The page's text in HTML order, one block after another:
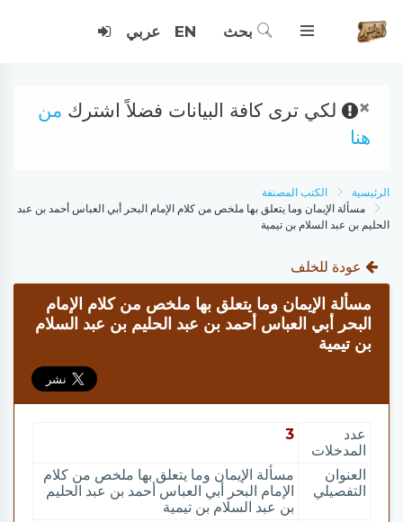
بحث EN عربي
× لكي ترى كافة البيانات فضلاً اشترك من
هنا
الرئيسية
الكتب المصنفة
مسألة الإيمان وما يتعلق بها ملخص من كلام الإمام البحر أبي العباس أحمد بن عبد
الحليم بن عبد السلام بن تيمية
عودة للخلف
مسألة الإيمان وما يتعلق بها ملخص من كلام الإمام
البحر أبي العباس أحمد بن عبد الحليم بن عبد السلام
بن تيمية
عدد
المدخلات
3
العنوان
التفصيلي
مسألة الإيمان وما يتعلق بها ملخص من كلام
الإمام البحر أبي العباس أحمد بن عبد الحليم
بن عبد السلام بن تيمية